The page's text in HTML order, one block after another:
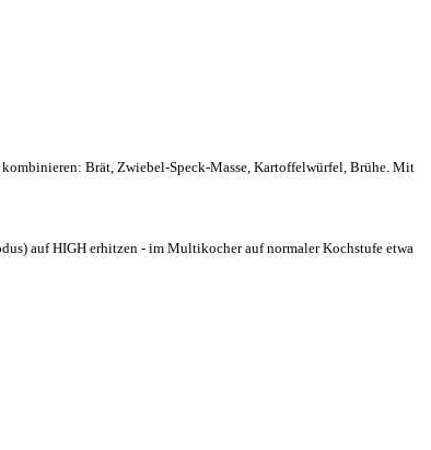
Brät, Zwiebel-Speck-Masse, Kartoffelwürfel, Brühe. Mit
auf HIGH erhitzen - im Multikocher auf normaler Kochstufe etwa